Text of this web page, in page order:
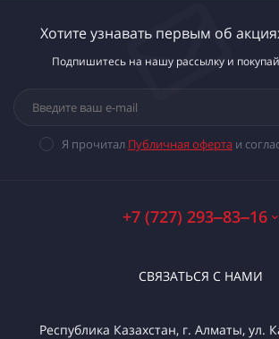
Хотите узнавать первым об
Подпишитесь на нашу рассылку и
Я прочитал Публичная оферта и
+7 (727) 293‒83‒16
СВЯЗАТЬСЯ С НАМИ
Республика Казахстан, г. Алматы, ул.